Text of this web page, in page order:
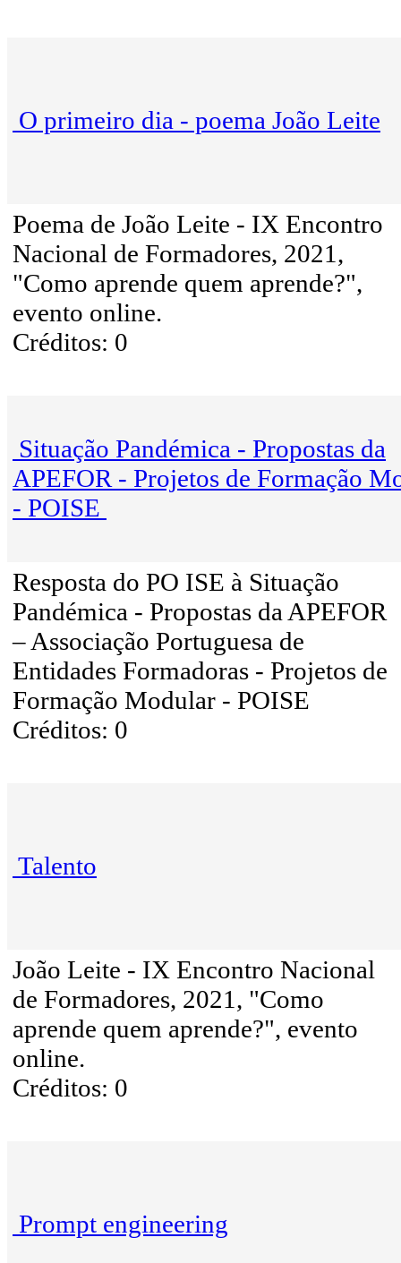
O primeiro dia - poema João Leite
Poema de João Leite - IX Encontro
Nacional de Formadores, 2021,
"Como aprende quem aprende?",
evento online.
Créditos: 0
Situação Pandémica - Propostas da
APEFOR - Projetos de Formação
- POISE
Resposta do PO ISE à Situação
Pandémica - Propostas da APEFOR
– Associação Portuguesa de
Entidades Formadoras - Projetos de
Formação Modular - POISE
Créditos: 0
Talento
João Leite - IX Encontro Nacional
de Formadores, 2021, "Como
aprende quem aprende?", evento
online.
Créditos: 0
Prompt engineering